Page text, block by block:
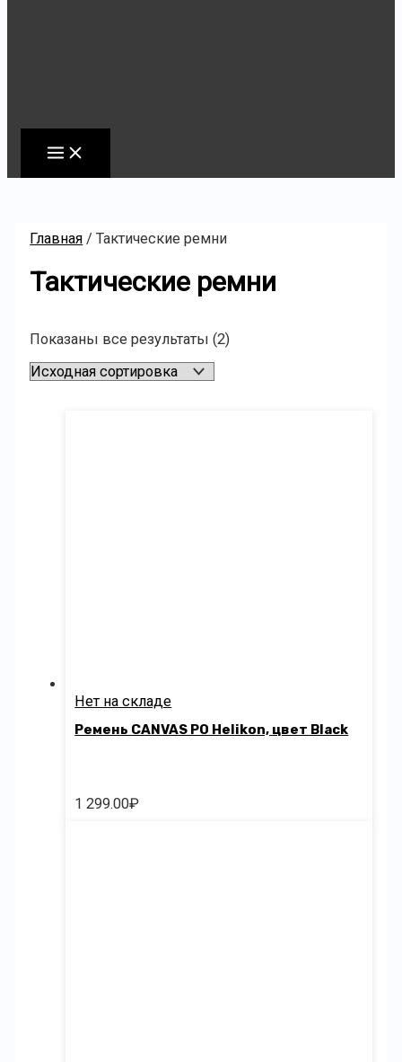
Главная / Тактические ремни
Тактические ремни
Показаны все результаты (2)
Нет на складе
Ремень CANVAS PO Helikon, цвет Black
1 299.00₽